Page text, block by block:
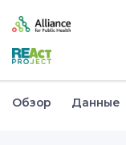
Обзор Данные